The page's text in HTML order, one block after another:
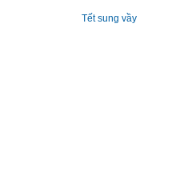
Tết sung vầy